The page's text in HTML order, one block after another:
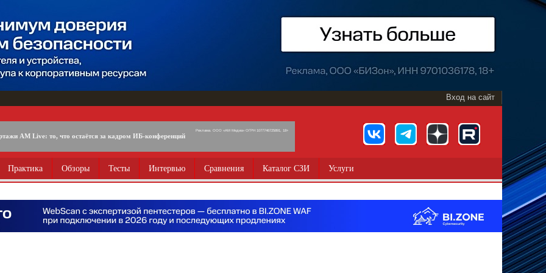
Вход на сайт
AM Live: то, что остаётся за кадром ИБ-конференций
Реклама. ООО «АМ Медиа» ОГРН 1077746725891, 18+
Практика Обзоры Тесты Интервью Сравнения Каталог СЗИ Услуги